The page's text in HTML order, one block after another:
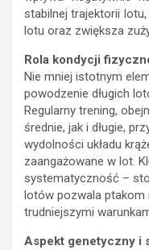
stabilnej trajektorii
lotu oraz zwiększa
Rola kondycji
Nie mniej istotnym
powodzenie długich
Regularny trening,
średnie, jak i długie,
wydolności układu
zaangażowane w lot.
systematyczność –
lotów pozwala
trudniejszymi
Aspekt genetyczny i